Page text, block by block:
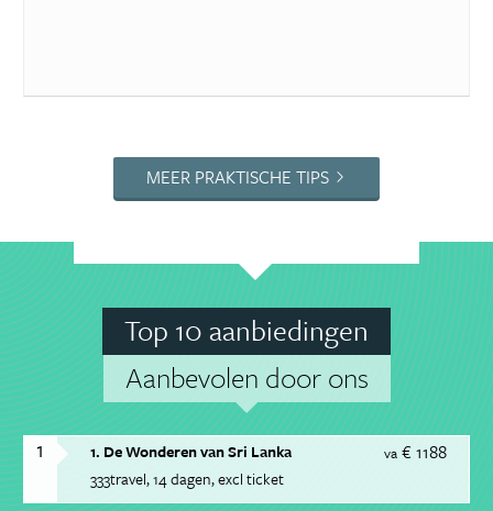
MEER PRAKTISCHE TIPS
Top 10 aanbiedingen
Aanbevolen door ons
1 va € 1188
1. De Wonderen van Sri Lanka
333travel 14 dagen excl ticket